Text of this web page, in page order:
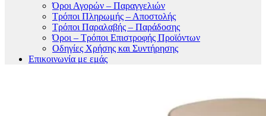
Όροι Αγορών – Παραγγελιών
Τρόποι Πληρωμής – Αποστολής
Τρόποι Παραλαβής – Παράδοσης
Όροι – Τρόποι Επιστροφής Προϊόντων
Οδηγίες Χρήσης και Συντήρησης
Επικοινωνία με εμάς